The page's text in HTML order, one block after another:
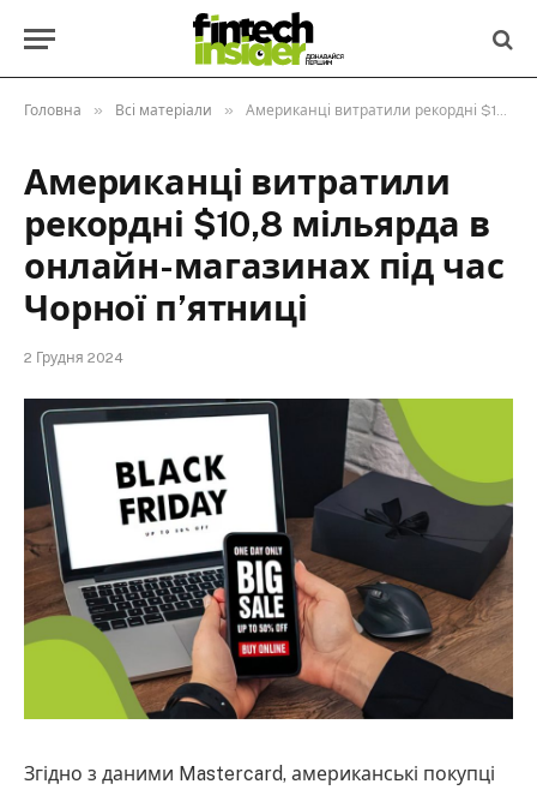
Головна » Всі матеріали » Американці витратили рекордні $10,8 мільярда в онлайн-магазинах під час Чорної п’ятниці
Американці витратили
рекордні $10,8 мільярда в
онлайн-магазинах під час
Чорної п’ятниці
2 Грудня 2024
Згідно з даними Mastercard, американські покупці